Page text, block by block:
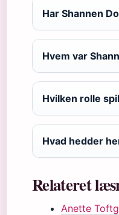
Har Shannen
Hvem var
Hvilken rolle
Hvad hedder
Relateret
Anette